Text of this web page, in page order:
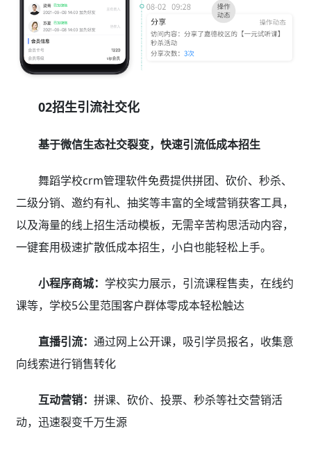
02招生引流社交化
基于微信生态社交裂变，快速引流低成本招生
舞蹈学校crm管理软件免费提供拼团、砍价、秒杀、
二级分销、邀约有礼、抽奖等丰富的全域营销获客工具，
以及海量的线上招生活动模板，无需辛苦构思活动内容，
一键套用极速扩散低成本招生，小白也能轻松上手。
小程序商城： 学校实力展示，引流课程售卖，在线约
课等，学校5公里范围客户群体零成本轻松触达
直播引流： 通过网上公开课，吸引学员报名，收集意
向线索进行销售转化
互动营销： 拼课、砍价、投票、秒杀等社交营销活
动，迅速裂变千万生源